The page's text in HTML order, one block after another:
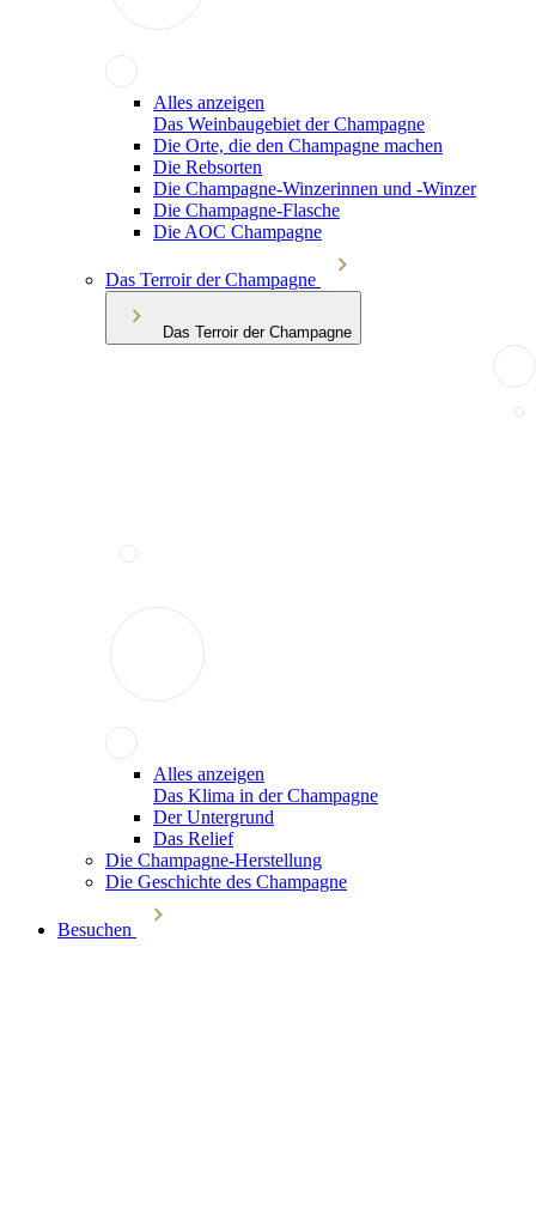
Alles anzeigen
Das Weinbaugebiet der Champagne
Die Orte, die den Champagne machen
Die Rebsorten
Die Champagne-Winzerinnen und -Winzer
Die Champagne-Flasche
Die AOC Champagne
Das Terroir der Champagne
Das Terroir der Champagne
Alles anzeigen
Das Klima in der Champagne
Der Untergrund
Das Relief
Die Champagne-Herstellung
Die Geschichte des Champagne
Besuchen